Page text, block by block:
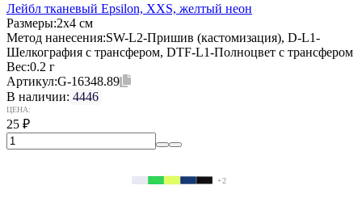
Лейбл тканевый Epsilon, XXS, желтый неон
Размеры:2х4 см
Метод нанесения:SW-L2-Пришив (кастомизация), D-L1-
Шелкография с трансфером, DTF-L1-Полноцвет с трансфером
Вес:0.2 г
Артикул:G-16348.89
В наличии: 4446
ЦЕНА:
25 ₽
+2